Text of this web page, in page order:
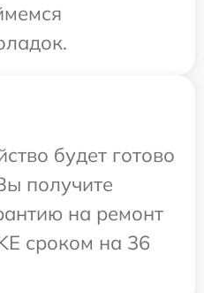
будет готово
получите
на ремонт
сроком на 36